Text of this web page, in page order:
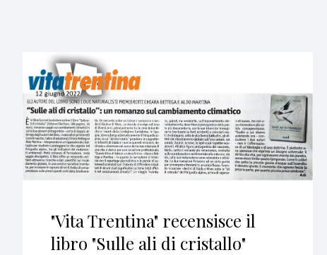
"Vita Trentina" recensisce il
libro "Sulle ali di cristallo"